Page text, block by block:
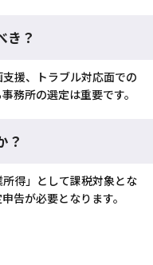
き？
援、トラブル対応面での
務所の選定は重要です。
？
得」として課税対象とな
告が必要となります。